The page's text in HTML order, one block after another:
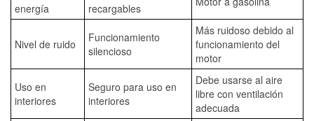
energía
recargables
Nivel de ruido
Funcionamiento
silencioso
Más ruidoso debido al
funcionamiento del
motor
Uso en
interiores
Seguro para uso en
interiores
Debe usarse al aire
libre con ventilación
adecuada